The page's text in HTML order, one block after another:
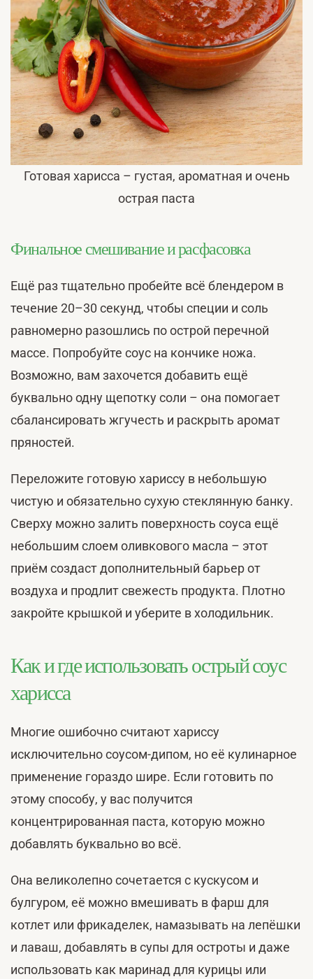
Готовая харисса – густая, ароматная и очень
острая паста
Финальное смешивание и расфасовка
Ещё раз тщательно пробейте всё блендером в
течение 20–30 секунд, чтобы специи и соль
равномерно разошлись по острой перечной
массе. Попробуйте соус на кончике ножа.
Возможно, вам захочется добавить ещё
буквально одну щепотку соли – она помогает
сбалансировать жгучесть и раскрыть аромат
пряностей.
Переложите готовую хариссу в небольшую
чистую и обязательно сухую стеклянную банку.
Сверху можно залить поверхность соуса ещё
небольшим слоем оливкового масла – этот
приём создаст дополнительный барьер от
воздуха и продлит свежесть продукта. Плотно
закройте крышкой и уберите в холодильник.
Как и где использовать острый соус
харисса
Многие ошибочно считают хариссу
исключительно соусом-дипом, но её кулинарное
применение гораздо шире. Если готовить по
этому способу, у вас получится
концентрированная паста, которую можно
добавлять буквально во всё.
Она великолепно сочетается с кускусом и
булгуром, её можно вмешивать в фарш для
котлет или фрикаделек, намазывать на лепёшки
и лаваш, добавлять в супы для остроты и даже
использовать как маринад для курицы или